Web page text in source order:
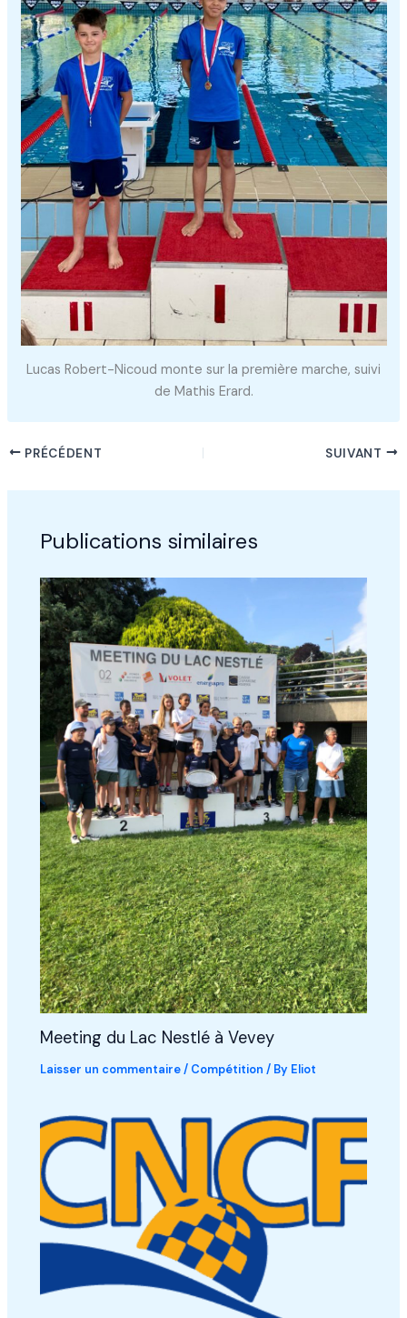
Lucas Robert-Nicoud monte sur la première marche, suivi
de Mathis Erard.
PRÉCÉDENT SUIVANT
Publications similaires
Meeting du Lac Nestlé à Vevey
Laisser un commentaire/ Compétition / By Eliot